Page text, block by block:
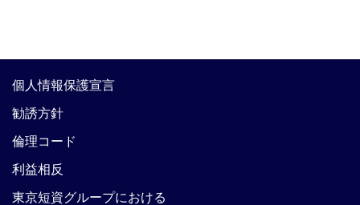
個人情報保護宣言
勧誘方針
倫理コード
利益相反
東京短資グループにおける